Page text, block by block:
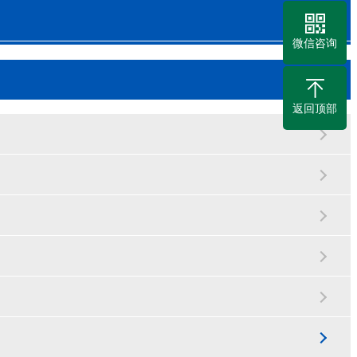
微信咨询
返回顶部